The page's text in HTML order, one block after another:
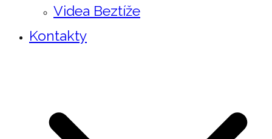
Videa Beztíže
Kontakty